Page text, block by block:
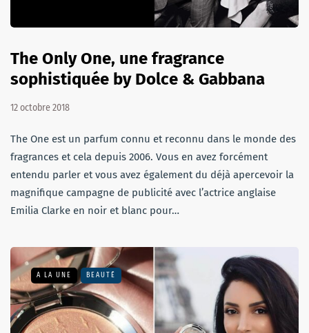
The Only One, une fragrance
sophistiquée by Dolce & Gabbana
12 octobre 2018
The One est un parfum connu et reconnu dans le monde des
fragrances et cela depuis 2006. Vous en avez forcément
entendu parler et vous avez également du déjà apercevoir la
magnifique campagne de publicité avec l’actrice anglaise
Emilia Clarke en noir et blanc pour…
A LA UNE BEAUTÉ